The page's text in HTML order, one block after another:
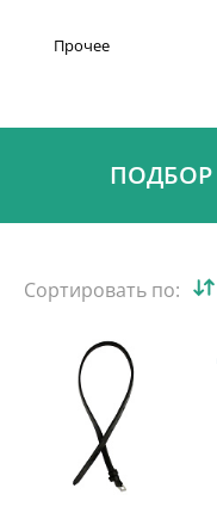
Прочее
ПОДБОР
Сортировать по: